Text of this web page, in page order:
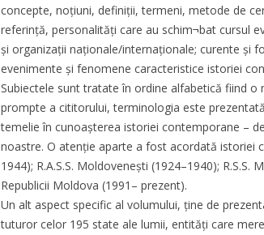
concepte, noțiuni, definiții, termeni, metode de
referință, personalități care au schim¬bat cursul
și organizații naționale/internaționale; curente și
evenimente și fenomene caracteristice istoriei
Subiectele sunt tratate în ordine alfabetică fiind
prompte a cititorului, terminologia este
temelie în cunoașterea istoriei contemporane –
noastre. O atenție aparte a fost acordată istoriei
1944); R.A.S.S. Moldovenești (1924–1940);
Republicii Moldova (1991– prezent).
Un alt aspect specific al volumului, ține de
tuturor celor 195 state ale lumii, entități care